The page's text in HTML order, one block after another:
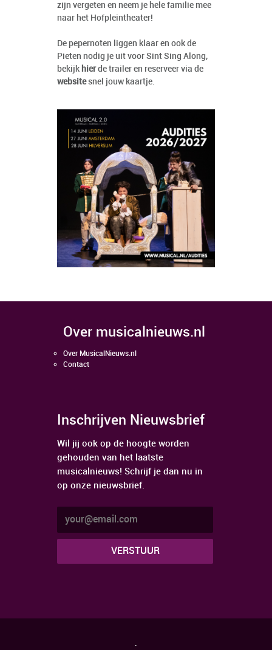
zijn vergeten en neem je hele familie mee
naar het Hofpleintheater!
De pepernoten liggen klaar en ook de
Pieten nodig je uit voor Sint Sing Along,
bekijk hierde trailer en reserveer via de
websitesnel jouw kaartje.
over musicalnieuws.nl
Over MusicalNieuws.nl
Contact
Inschrijven Nieuwsbrief
Wil jij ook op de hoogte worden
gehouden van het laatste
musicalnieuws! Schrijf je dan nu in
op onze nieuwsbrief.
.